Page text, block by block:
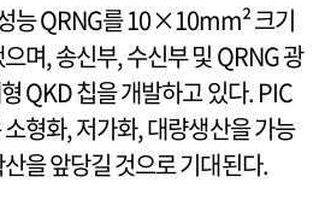
능 QRNG를 10×10mm² 크기
며, 송신부, 수신부 및 QRNG 광
QKD 칩을 개발하고 있다. PIC
형화, 저가화, 대량생산을 가능
을 앞당길 것으로 기대된다.